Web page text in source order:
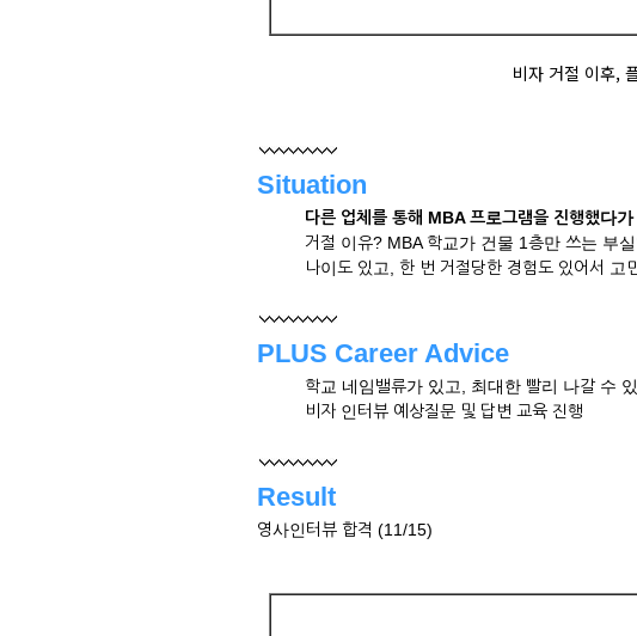
비자 거절 이후,
Situation
다른 업체를 통해 MBA 프로그램을 진행했다가
거절 이유? MBA 학교가 건물 1층만 쓰는 부
나이도 있고, 한 번 거절당한 경험도 있어서 고
PLUS Career Advice
학교 네임밸류가 있고, 최대한 빨리 나갈 수
비자 인터뷰 예상질문 및 답변 교육 진행
Result
영사인터뷰 합격 (11/15)